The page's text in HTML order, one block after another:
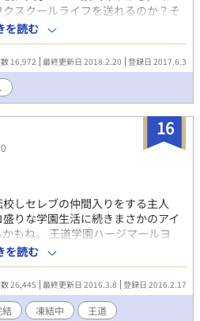
スクールライフを送れるのか？そ
の隠された... 訂正、意外とオープ
のだろうか。
主人公の秘密が今あ
チートな部分もあります。 批判と
ハートが砕け散っちゃうので。
を読む
16,972 最終更新日 2018.2.20 登録日 2017.6.3
16
しセレブの仲間入りをする主人
りな学園生活に続きまさかのアイ
もね。 王道学園ハージマールヨ
。主人公総愛。 →暴力的な表現が最
ご注意くださいませ。当分先で
してあります。
を読む
26,445 最終更新日 2016.3.8 登録日 2016.2.17
結 凍結中 王道